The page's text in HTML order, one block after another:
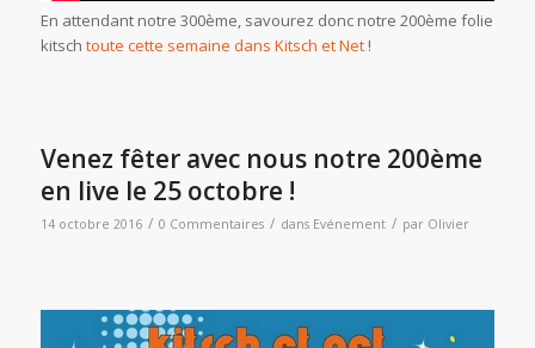
En attendant notre 300ème, savourez donc notre 200ème folie
kitsch toute cette semaine dans Kitsch et Net!
Venez fêter avec nous notre 200ème
en live le 25 octobre !
14 octobre 2016 / 0 Commentaires / dans Evénement / par Olivier